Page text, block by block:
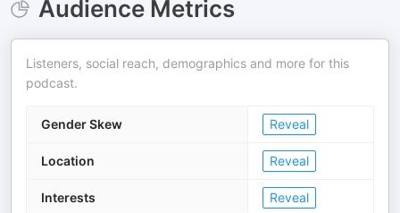
Audience Metrics
Listeners, social reach, demographics and more for this
podcast.
Gender Skew Reveal
Location Reveal
Interests Reveal